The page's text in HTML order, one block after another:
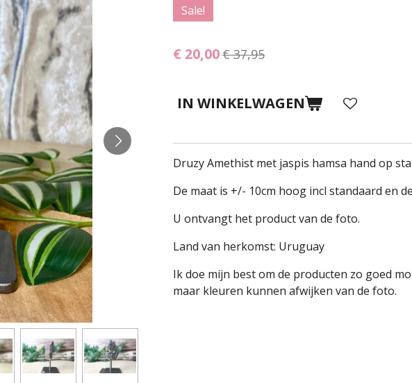
Sale!
€ 20,00€ 37,95
IN WINKELWAGEN
Druzy Amethist met jaspis hamsa hand op
De maat is +/- 10cm hoog incl standaard en
U ontvangt het product van de foto.
Land van herkomst: Uruguay
Ik doe mijn best om de producten zo goed
maar kleuren kunnen afwijken van de foto.